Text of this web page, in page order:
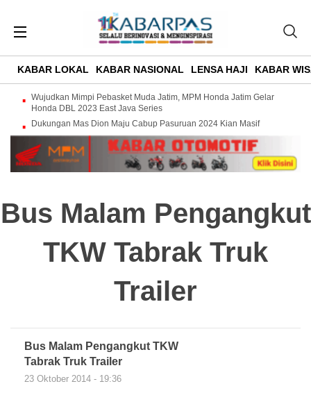
KABAR LOKAL KABAR NASIONAL LENSA HAJI KABAR
Wujudkan Mimpi Pebasket Muda Jatim, MPM Honda Jatim Gelar
Honda DBL 2023 East Java Series
Dukungan Mas Dion Maju Cabup Pasuruan 2024 Kian Masif
Bus Malam Pengangkut
TKW Tabrak Truk
Trailer
Bus Malam Pengangkut TKW
Tabrak Truk Trailer
23 Oktober 2014 - 19:36